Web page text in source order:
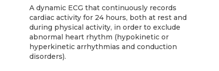
A dynamic ECG that continuously records
cardiac activity for 24 hours, both at rest and
during physical activity, in order to exclude
abnormal heart rhythm (hypokinetic or
hyperkinetic arrhythmias and conduction
disorders).